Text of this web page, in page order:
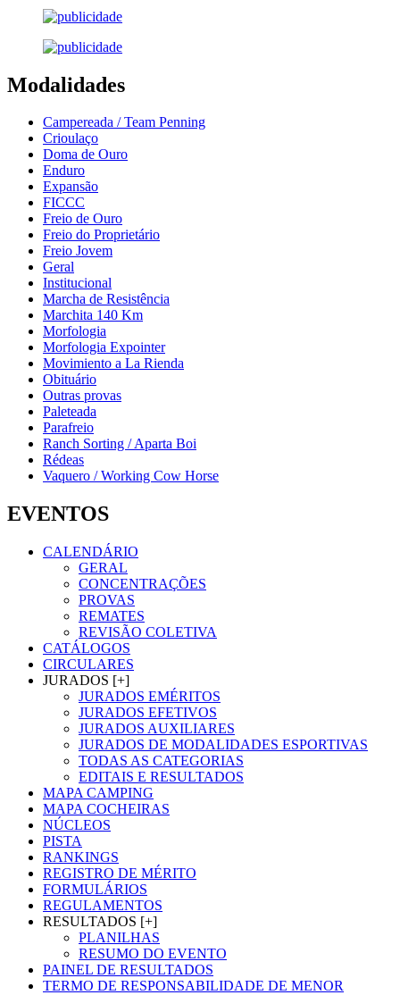
Modalidades
Campereada / Team Penning
Crioulaço
Doma de Ouro
Enduro
Expansão
FICCC
Freio de Ouro
Freio do Proprietário
Freio Jovem
Geral
Institucional
Marcha de Resistência
Marchita 140 Km
Morfologia
Morfologia Expointer
Movimiento a La Rienda
Obituário
Outras provas
Paleteada
Parafreio
Ranch Sorting / Aparta Boi
Rédeas
Vaquero / Working Cow Horse
EVENTOS
CALENDÁRIO
GERAL
CONCENTRAÇÕES
PROVAS
REMATES
REVISÃO COLETIVA
CATÁLOGOS
CIRCULARES
JURADOS [+]
JURADOS EMÉRITOS
JURADOS EFETIVOS
JURADOS AUXILIARES
JURADOS DE MODALIDADES ESPORTIVAS
TODAS AS CATEGORIAS
EDITAIS E RESULTADOS
MAPA CAMPING
MAPA COCHEIRAS
NÚCLEOS
PISTA
RANKINGS
REGISTRO DE MÉRITO
FORMULÁRIOS
REGULAMENTOS
RESULTADOS [+]
PLANILHAS
RESUMO DO EVENTO
PAINEL DE RESULTADOS
TERMO DE RESPONSABILIDADE DE MENOR